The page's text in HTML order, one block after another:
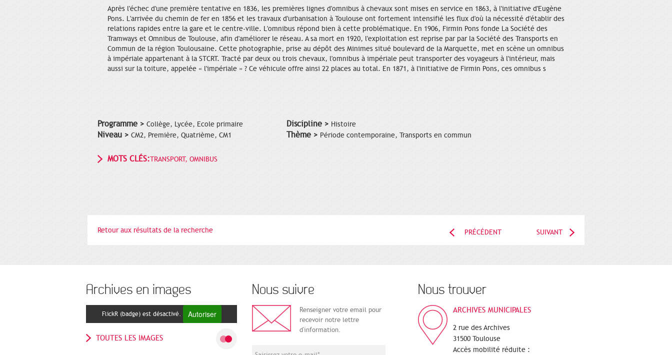
Après l'échec d'une première tentative en 1836, les premières lignes d'omnibus à chevaux sont mises en service en 1863, à l'initiative d'Eugène
Pons. L'arrivée du chemin de fer en 1856 et les travaux d'urbanisation à Toulouse ont fortement intensifié les flux d'où la nécessité d'établir des
relations rapides entre la gare et le centre-ville. L'omnibus répond bien à cette problématique. En 1906, Firmin Pons fonde La Société des
Tramways et Omnibus de Toulouse, afin d'améliorer le réseau. A sa mort en 1920, l'exploitation est reprise par par la Société des Transports en
Commun de la région Toulousaine. Cette photographie, prise au dépôt des Minimes situé boulevard de la Marquette, met en scène un omnibus
à impériale appartenant à la STCRT. Tracté par deux ou trois chevaux, l'omnibus à impériale peut transporter des voyageurs à l'intérieur, mais
aussi sur la toiture, appelée « l'impériale » ? Ce véhicule offre ainsi 22 places au total. En 1871, à l'initiative de Firmin Pons, ces omnibus s
Programme > Collège, Lycée, Ecole primaire
Niveau > CM2, Première, Quatrième, CM1
Discipline > Histoire
Thème > Période contemporaine, Transports en commun
MOTS CLÉS:TRANSPORT, OMNIBUS
Retour aux résultats de la recherche PRÉCÉDENT SUIVANT
Archives en images
FlickR (badge) est désactivé. Autoriser
TOUTES LES IMAGES
Nous suivre
Renseigner votre email pour
recevoir notre lettre
d'information.
Nous trouver
ARCHIVES MUNICIPALES
2 rue des Archives
31500 Toulouse
Accès mobilité réduite :